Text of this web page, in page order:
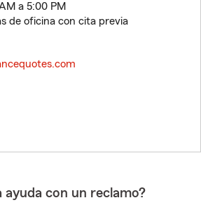
a 5:00 PM
de oficina con cita previa
ayuda con un reclamo?